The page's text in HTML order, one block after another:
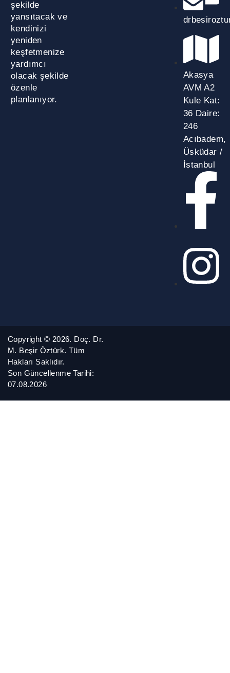
şekilde
yansıtacak ve
kendinizi
yeniden
keşfetmenize
yardımcı
olacak şekilde
özenle
planlanıyor.
Akasya
AVM A2
Kule Kat:
36 Daire:
246
Acıbadem,
Üsküdar /
İstanbul
Copyright © 2026. Doç. Dr.
M. Beşir Öztürk. Tüm
Hakları Saklıdır.
Son Güncellenme Tarihi:
07.08.2026